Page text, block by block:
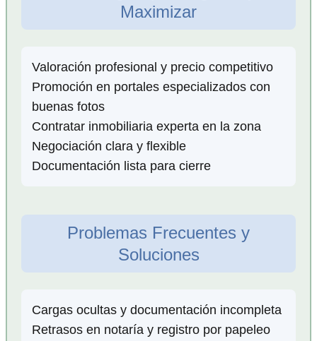
Maximizar
Valoración profesional y precio competitivo
Promoción en portales especializados con
buenas fotos
Contratar inmobiliaria experta en la zona
Negociación clara y flexible
Documentación lista para cierre
Problemas Frecuentes y
Soluciones
Cargas ocultas y documentación incompleta
Retrasos en notaría y registro por papeleo